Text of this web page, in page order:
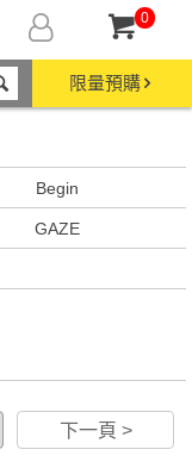
0
限量預購
Begin
GAZE
下一頁 >